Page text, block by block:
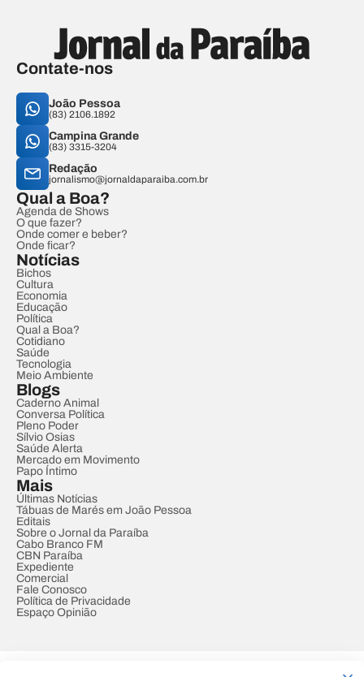
Contate-nos
João Pessoa
(83) 2106.1892
Campina Grande
(83) 3315-3204
Redação
jornalismo@jornaldaparaiba.com.br
Qual a Boa?
Agenda de Shows
O que fazer?
Onde comer e beber?
Onde ficar?
Notícias
Bichos
Cultura
Economia
Educação
Política
Qual a Boa?
Cotidiano
Saúde
Tecnologia
Meio Ambiente
Blogs
Caderno Animal
Conversa Política
Pleno Poder
Sílvio Osias
Saúde Alerta
Mercado em Movimento
Papo Íntimo
Mais
Últimas Notícias
Tábuas de Marés em João Pessoa
Editais
Sobre o Jornal da Paraíba
Cabo Branco FM
CBN Paraíba
Expediente
Comercial
Fale Conosco
Política de Privacidade
Espaço Opinião